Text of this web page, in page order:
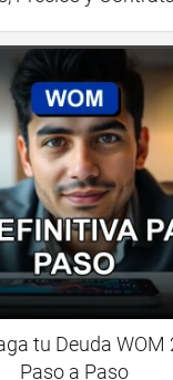
tu Deuda WOM
Paso a Paso